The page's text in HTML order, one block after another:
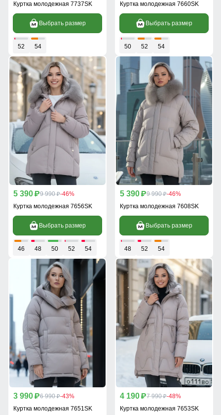
Куртка молодежная 7737SK
Выбрать размер
52 54
Куртка молодежная 7660SK
Выбрать размер
50 52 54
5 390 p9 990 p-46%
Куртка молодежная 7656SK
Выбрать размер
46 48 50 52 54
5 390 p9 990 p-46%
Куртка молодежная 7608SK
Выбрать размер
48 52 54
3 990 p6 990 p-43%
Куртка молодежная 7651SK
4 190 p7 990 p-48%
Куртка молодежная 7653SK